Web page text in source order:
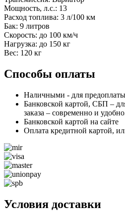
Мощность, л.с.: 13
Расход топлива: 3 л/100 км
Бак: 9 литров
Скорость: до 100 км/ч
Нагрузка: до 150 кг
Вес: 120 кг
Способы оплаты
Наличными - для предоплаты
Банковской картой, СБП –
заказа – современно и
Банковской картой на сайте
Оплата кредитной картой,
Условия доставки